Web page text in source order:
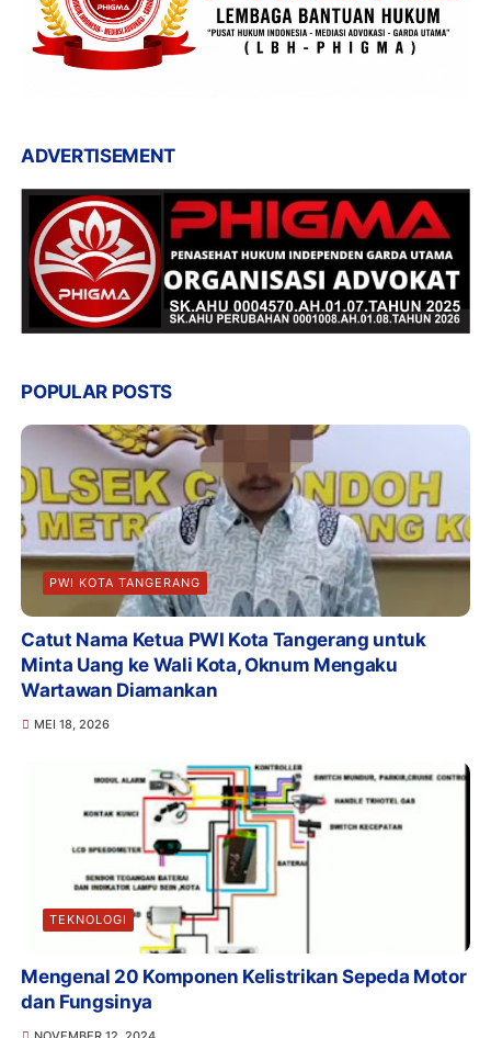
ADVERTISEMENT
POPULAR POSTS
PWI KOTA TANGERANG
Catut Nama Ketua PWI Kota Tangerang untuk
Minta Uang ke Wali Kota, Oknum Mengaku
Wartawan Diamankan
MEI 18, 2026
TEKNOLOGI
Mengenal 20 Komponen Kelistrikan Sepeda Motor
dan Fungsinya